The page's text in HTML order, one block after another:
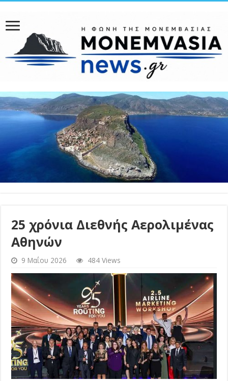
25 χρόνια Διεθνής Αερολιμένας
Αθηνών
9 Μαΐου 2026 484 Views